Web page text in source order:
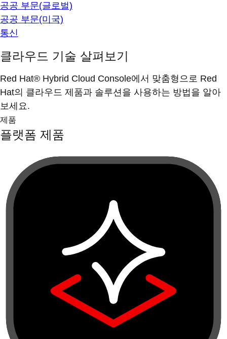
공공 부문(글로벌)
공공 부문(미국)
통신
클라우드 기술 살펴보기
Red Hat® Hybrid Cloud Console에서 맞춤형으로 Red
Hat의 클라우드 제품과 솔루션을 사용하는 방법을 알아
보세요.
제품
플랫폼 제품